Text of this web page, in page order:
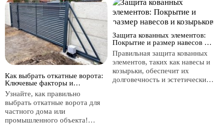
материалов и эстетике
кованных конструкций,
которые придадут вашему
интерьеру и экстерьеру
элегантность и стиль.
добавляя стиль и прочность.
Узнайте, как кованные перила и
декоративные элементы могут
преобразить лестницу, сделав
её центральным элементом
вашего интерьера.
Как выбрать откатные ворота:
Ключевые факторы и
преимущества автоматизации
Узнайте, как правильно
выбрать откатные ворота для
частного дома или
промышленного объекта!
Защита кованных элементов:
Покрытие и размер навесов и
козырьков
Правильная защита кованных
элементов, таких как навесы и
козырьки, обеспечит их
долговечность и эстетический